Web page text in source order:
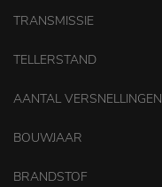
TRANSMISSIE
TELLERSTAND
AANTAL VERSNELLINGEN
BOUWJAAR
BRANDSTOF